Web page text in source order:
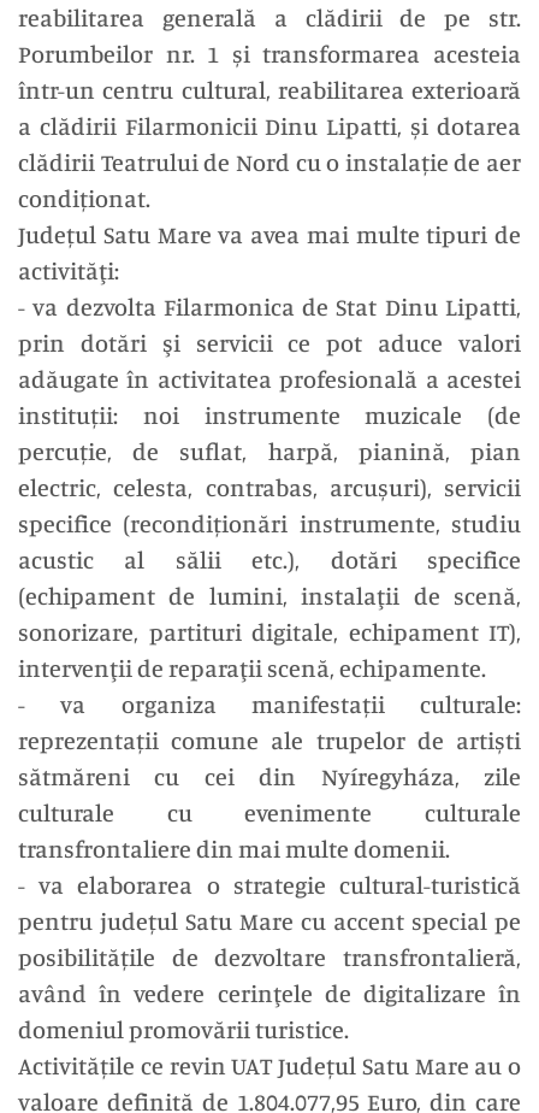
reabilitarea generală a clădirii de pe str.
Porumbeilor nr. 1 și transformarea acesteia
într-un centru cultural, reabilitarea exterioară
a clădirii Filarmonicii Dinu Lipatti, și dotarea
clădirii Teatrului de Nord cu o instalație de aer
condiționat.
Județul Satu Mare va avea mai multe tipuri de
activităţi:
- va dezvolta Filarmonica de Stat Dinu Lipatti,
prin dotări şi servicii ce pot aduce valori
adăugate în activitatea profesională a acestei
instituții: noi instrumente muzicale (de
percuție, de suflat, harpă, pianină, pian
electric, celesta, contrabas, arcușuri), servicii
specifice (recondiționări instrumente, studiu
acustic al sălii etc.), dotări specifice
(echipament de lumini, instalaţii de scenă,
sonorizare, partituri digitale, echipament IT),
intervenţii de reparaţii scenă, echipamente.
- va organiza manifestații culturale:
reprezentații comune ale trupelor de artiști
sătmăreni cu cei din Nyíregyháza, zile
culturale cu evenimente culturale
transfrontaliere din mai multe domenii.
- va elaborarea o strategie cultural-turistică
pentru județul Satu Mare cu accent special pe
posibilitățile de dezvoltare transfrontalieră,
având în vedere cerinţele de digitalizare în
domeniul promovării turistice.
Activitățile ce revin UAT Județul Satu Mare au o
valoare definită de 1.804.077,95 Euro, din care